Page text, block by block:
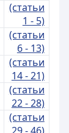
(статьи
1 - 5)
(статьи
6 - 13)
(статьи
14 - 21)
(статьи
22 - 28)
(статьи